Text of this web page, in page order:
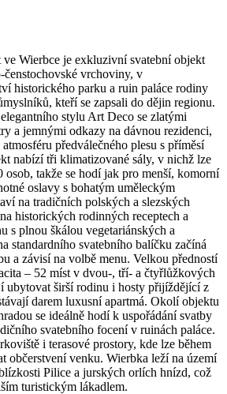
Wierbce je exkluzivní svatební objekt
vrchoviny, v
historického parku a ruin paláce rodiny
kteří se zapsali do dějin regionu.
stylu Art Deco se zlatými
a jemnými odkazy na dávnou rezidenci,
předválečného plesu s příměsí
nabízí tři klimatizované sály, v nichž lze
osob, takže se hodí jak pro menší, komorní
oslavy s bohatým uměleckým
na tradičních polských a slezských
historických rodinných receptech a
s plnou škálou vegetariánských a
standardního svatebního balíčku začíná
a závisí na volbě menu. Velkou předností
– 52 míst v dvou-, tří- a čtyřlůžkových
ubytovat širší rodinu i hosty přijíždějící z
darem luxusní apartmá. Okolí objektu
se ideálně hodí k uspořádání svatby
svatebního focení v ruinách paláce.
i terasové prostory, kde lze během
občerstvení venku. Wierbka leží na území
Pilice a jurských orlích hnízd, což
turistickým lákadlem.